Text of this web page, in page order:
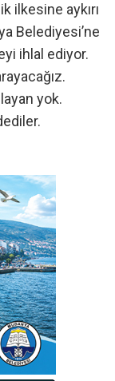
ilkesine aykırı
Belediyesi’ne
ihlal ediyor.
yok.